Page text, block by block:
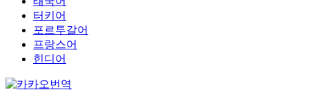
터키어
포르투갈어
프랑스어
힌디어